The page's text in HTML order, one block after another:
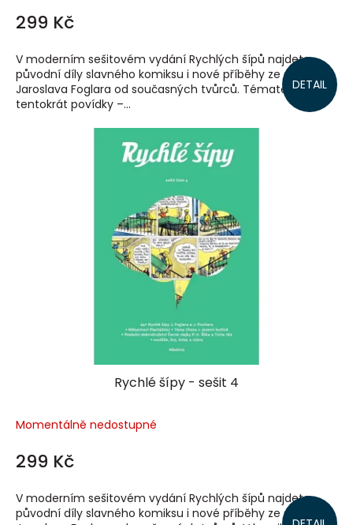
299 Kč
DETAIL
V moderním sešitovém vydání Rychlých šípů najdete
původní díly slavného komiksu i nové příběhy ze světa
Jaroslava Foglara od současných tvůrců. Tématem jsou
tentokrát povídky –...
Rychlé šípy - sešit 4
Momentálně nedostupné
299 Kč
V moderním sešitovém vydání Rychlých šípů najdete
původní díly slavného komiksu i nové příběhy ze světa